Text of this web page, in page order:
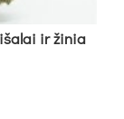
ir ži­nia